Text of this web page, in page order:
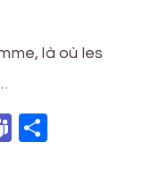
là où les
Teams